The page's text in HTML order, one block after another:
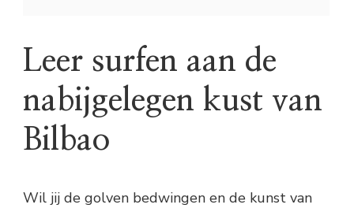
Leer surfen aan de
nabijgelegen kust van
Bilbao
Wil jij de golven bedwingen en de kunst van